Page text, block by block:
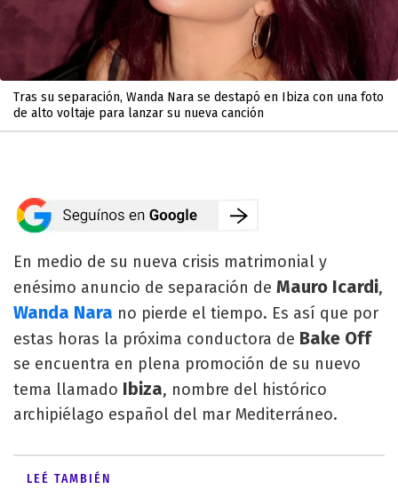
Tras su separación, Wanda Nara se destapó en Ibiza con una foto
de alto voltaje para lanzar su nueva canción
En medio de su nueva crisis matrimonial y
enésimo anuncio de separación de Mauro Icardi,
Wanda Nara no pierde el tiempo. Es así que por
estas horas la próxima conductora de Bake Off
se encuentra en plena promoción de su nuevo
tema llamado Ibiza, nombre del histórico
archipiélago español del mar Mediterráneo.
LEÉ TAMBIÉN